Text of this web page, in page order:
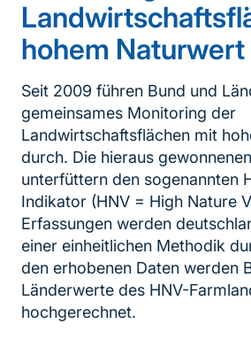
hohem Naturwert
Seit 2009 führen Bund und
gemeinsames Monitoring der
Landwirtschaftsflächen mit
durch. Die hieraus
unterfüttern den sogenannten
Indikator (HNV = High Nature
Erfassungen werden
einer einheitlichen Methodik
den erhobenen Daten werden
Länderwerte des HNV-
hochgerechnet.
Inhaltsnavigation